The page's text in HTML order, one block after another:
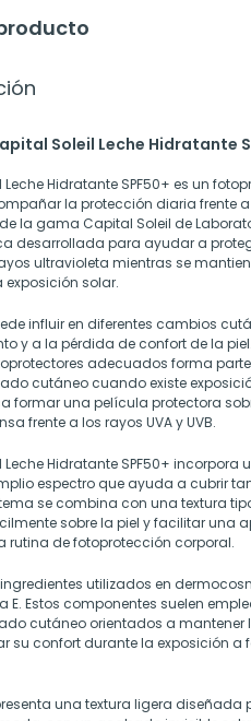
Soleil Leche Hidratante
Hidratante SPF50+ es un
la protección diaria frente
la gama Capital Soleil de
desarrollada para ayudar a
ultravioleta mientras se
solar.
influir en diferentes cambios
y a la pérdida de confort de la
adecuados forma
cutáneo cuando existe
formar una película protectora
frente a los rayos UVA y UVB.
Hidratante SPF50+ incorpora
espectro que ayuda a cubrir
se combina con una textura
sobre la piel y facilitar una
rutina de fotoprotección corporal.
utilizados en
Estos componentes suelen
cutáneo orientados a mantener
su confort durante la exposición a
una textura ligera diseñada